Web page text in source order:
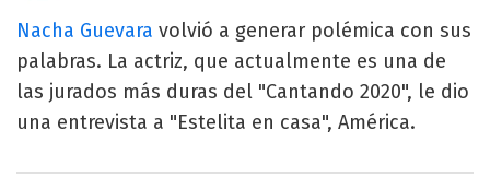
Nacha Guevara volvió a generar polémica con sus
palabras. La actriz, que actualmente es una de
las jurados más duras del "Cantando 2020", le dio
una entrevista a "Estelita en casa", América.